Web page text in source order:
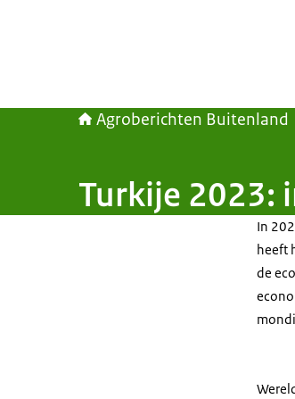
Agroberichten Buitenland
Turkije 2023:
In
heeft
de